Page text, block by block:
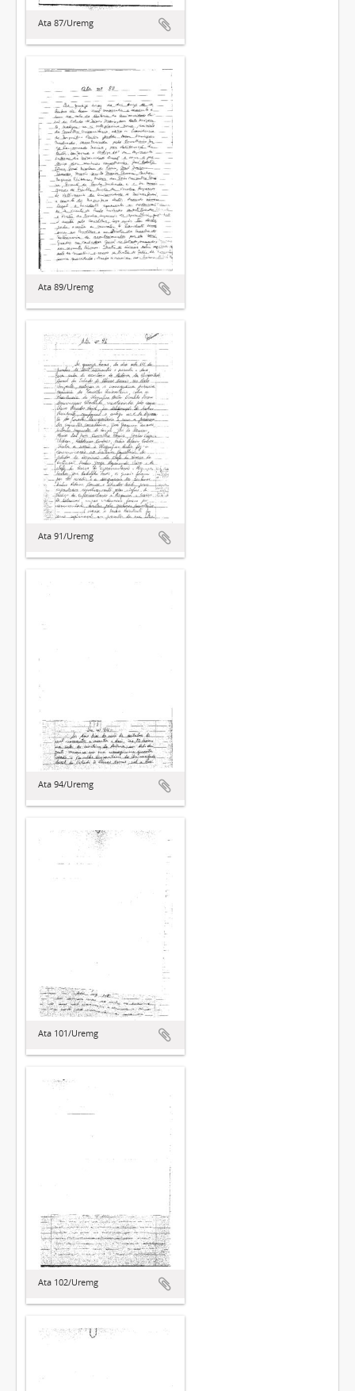
Ata 87/Uremg
Ata 89/Uremg
Ata 91/Uremg
Ata 94/Uremg
Ata 101/Uremg
Ata 102/Uremg